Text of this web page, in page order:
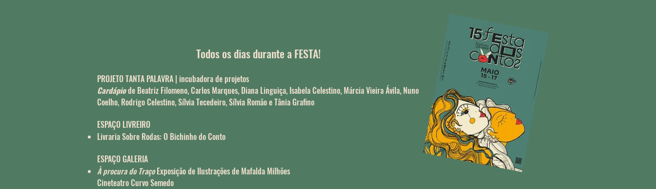
Todos os dias durante a FESTA!
PROJETO TANTA PALAVRA | incubadora de projetos
Cardápiode Beatriz Filomeno, Carlos Marques, Diana Linguiça, Isabela Celestino, Márcia Vieira Ávila, Nuno
Coelho, Rodrigo Celestino, Sílvia Tecedeiro, Sílvia Romão e Tânia Grafino
ESPAÇO LIVREIRO
Livraria Sobre Rodas: O Bichinho do Conto
ESPAÇO GALERIA
À procura do TraçoExposição de Ilustrações de Mafalda Milhões
Cineteatro Curvo Semedo